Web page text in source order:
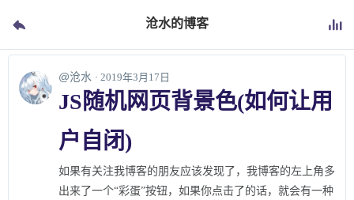
沧水的博客
@沧水 · 2019年3月17日
JS随机网页背景色(如何让用
户自闭)
如果有关注我博客的朋友应该发现了，我博客的左上角多
出来了一个“彩蛋”按钮，如果你点击了的话，就会有一种